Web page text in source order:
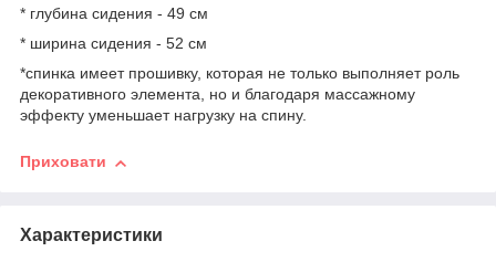
* глубина сидения - 49 см
* ширина сидения - 52 см
*спинка имеет прошивку, которая не только выполняет роль
декоративного элемента, но и благодаря массажному
эффекту уменьшает нагрузку на спину.
Приховати
Характеристики